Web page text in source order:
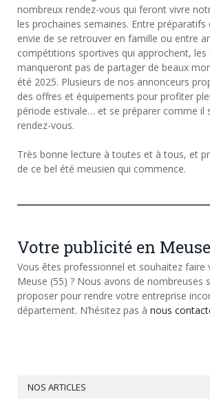
nombreux rendez-vous qui feront vivre
les prochaines semaines. Entre préparatifs
envie de se retrouver en famille ou entre
compétitions sportives qui approchent, les
manqueront pas de partager de beaux
été 2025. Plusieurs de nos annonceurs
des offres et équipements pour profiter
période estivale… et se préparer comme il
rendez-vous.
Très bonne lecture à toutes et à tous, et
de ce bel été meusien qui commence.
Votre publicité en Meuse
Vous êtes professionnel et souhaitez faire
Meuse (55) ? Nous avons de nombreuses
proposer pour rendre votre entreprise
département. N’hésitez pas à nous
NOS ARTICLES